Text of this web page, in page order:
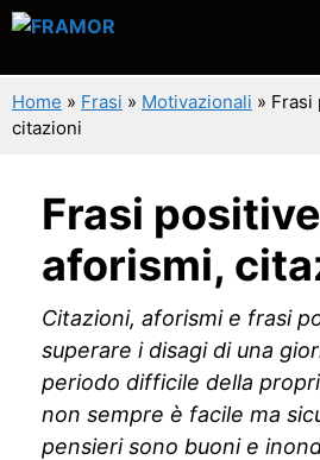
Vai
contenuto
Home » Frasi » Motivazionali » Frasi
citazioni
Frasi
aforismi,
Citazioni, aforismi e frasi
superare i disagi di una
periodo difficile della
non sempre è facile ma
pensieri sono buoni e